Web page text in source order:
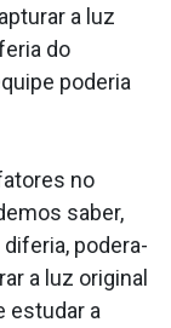
a luz
do
poderia
no
saber,
podera­
a luz original
estudar a